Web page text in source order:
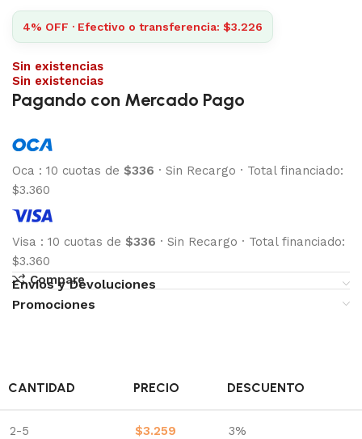
4% OFF · Efectivo o transferencia: $3.226
Sin existencias
Sin existencias
Pagando con Mercado Pago
Oca : 10 cuotas de $336 · Sin Recargo · Total financiado:
$3.360
Visa : 10 cuotas de $336 · Sin Recargo · Total financiado:
$3.360
Compare
Envíos y Devoluciones
Promociones
CANTIDAD PRECIO DESCUENTO
2-5 $3.259 3%